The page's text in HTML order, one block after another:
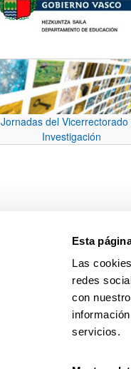
Esta
Las
redes
con
servicios.
Jornadas del Vicerrectorado
Investigación